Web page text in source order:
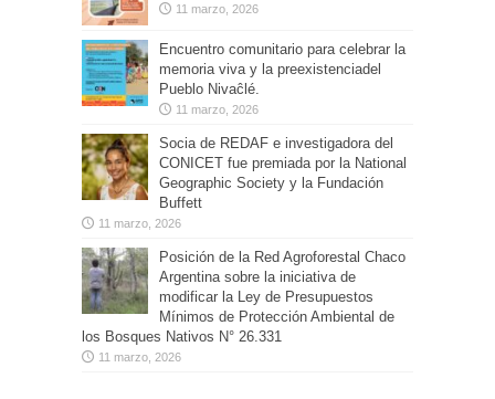
11 marzo, 2026
Encuentro comunitario para celebrar la
memoria viva y la preexistenciadel
Pueblo Nivaĉlé.
11 marzo, 2026
Socia de REDAF e investigadora del
CONICET fue premiada por la National
Geographic Society y la Fundación
Buffett
11 marzo, 2026
Posición de la Red Agroforestal Chaco
Argentina sobre la iniciativa de
modificar la Ley de Presupuestos
Mínimos de Protección Ambiental de
los Bosques Nativos N° 26.331
11 marzo, 2026